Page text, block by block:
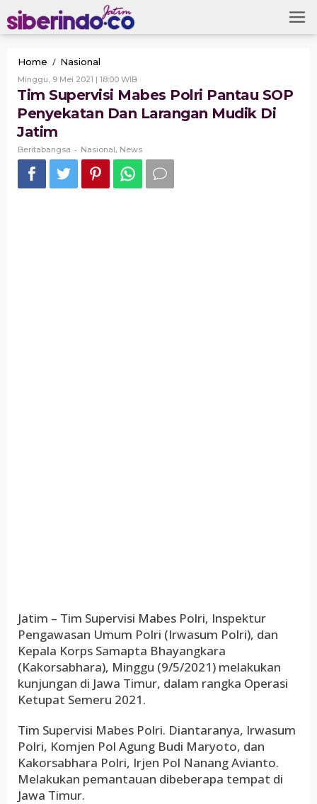
to
content
Home / Nasional
Supervisi
Mabes
Polri
Pantau
Dan
Larangan
Mudik
Di
Minggu, 9 Mei 2021 | 18:00 WIBOleh
Beritabangsa
Tim Supervisi Mabes Polri Pantau SOP
Penyekatan Dan Larangan Mudik Di
Jatim
Beritabangsa - Nasional, News
Jatim – Tim Supervisi Mabes Polri, Inspektur
Pengawasan Umum Polri (Irwasum Polri), dan
Kepala Korps Samapta Bhayangkara
(Kakorsabhara), Minggu (9/5/2021) melakukan
kunjungan di Jawa Timur, dalam rangka Operasi
Ketupat Semeru 2021.
Tim Supervisi Mabes Polri. Diantaranya, Irwasum
Polri, Komjen Pol Agung Budi Maryoto, dan
Kakorsabhara Polri, Irjen Pol Nanang Avianto.
Melakukan pemantauan dibeberapa tempat di
Jawa Timur.